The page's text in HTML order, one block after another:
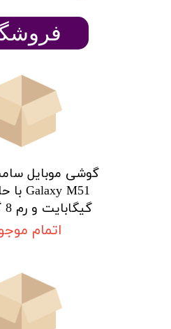
گوشی موبایل
گیگابایت و رم 8 گیگابایت
اتمام